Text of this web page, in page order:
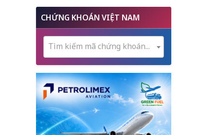
CHỨNG KHOÁN VIỆT NAM
Tìm kiếm mã chứng khoán...